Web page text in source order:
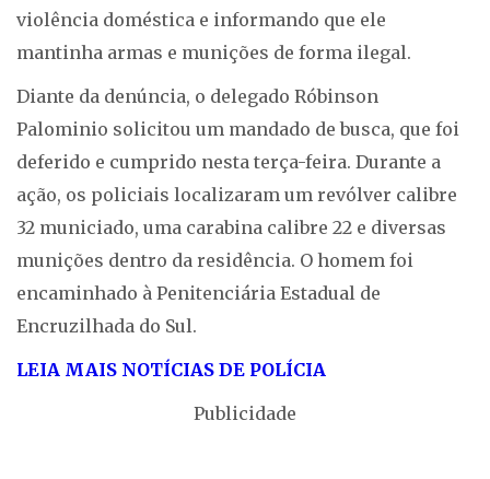
violência doméstica e informando que ele
mantinha armas e munições de forma ilegal.
Diante da denúncia, o delegado Róbinson
Palominio solicitou um mandado de busca, que foi
deferido e cumprido nesta terça-feira. Durante a
ação, os policiais localizaram um revólver calibre
32 municiado, uma carabina calibre 22 e diversas
munições dentro da residência. O homem foi
encaminhado à Penitenciária Estadual de
Encruzilhada do Sul.
LEIA MAIS NOTÍCIAS DE POLÍCIA
Publicidade